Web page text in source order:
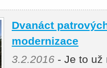
Dvanáct
modernizace
3.2.2016 - Je to už